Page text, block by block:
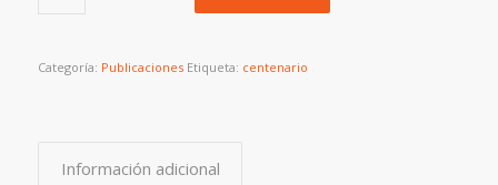
Categoría: Publicaciones Etiqueta: centenario
Información adicional